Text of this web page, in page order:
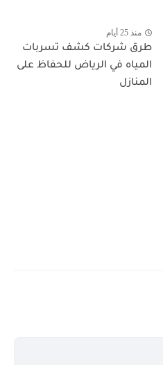
منذ 25 أيام
طرق شركات كشف تسربات
المياه في الرياض للحفاظ على
المنازل